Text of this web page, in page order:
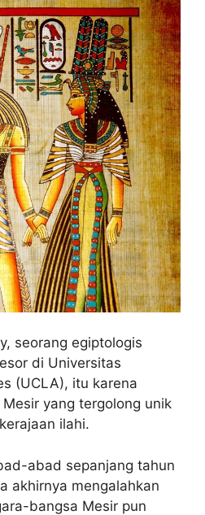
seorang egiptologis
di Universitas
(UCLA), itu karena
yang tergolong unik
ilahi.
abad sepanjang tahun
akhirnya mengalahkan
bangsa Mesir pun